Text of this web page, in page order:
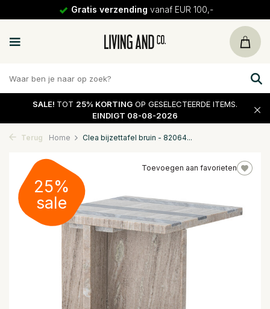
Gratis verzending vanaf EUR 100,-
SALE! TOT 25% KORTING OP GESELECTEERDE ITEMS.
EINDIGT 08-08-2026
Terug Home Clea bijzettafel bruin - 82064...
Toevoegen aan favorieten
25%
sale